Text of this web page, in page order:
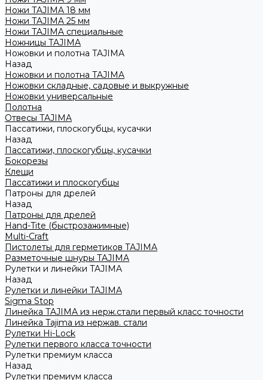
Ножи TAJIMA 18 мм
Ножи TAJIMA 25 мм
Ножи TAJIMA специальные
Ножницы TAJIMA
Ножовки и полотна TAJIMA
Назад
Ножовки и полотна TAJIMA
Ножовки складные, садовые и выкружные
Ножовки универсальные
Полотна
Отвесы TAJIMA
Пассатижи, плоскогубцы, кусачки
Назад
Пассатижи, плоскогубцы, кусачки
Бокорезы
Клещи
Пассатижи и плоскогубцы
Патроны для дрелей
Назад
Патроны для дрелей
Hand-Tite (быстрозажимные)
Multi-Craft
Пистолеты для герметиков TAJIMA
Разметочные шнуры TAJIMA
Рулетки и линейки TAJIMA
Назад
Рулетки и линейки TAJIMA
Sigma Stop
Линейка TAJIMA из нерж.стали первый класс точности
Линейка Tajima из нержав. стали
Рулетки Hi-Lock
Рулетки первого класса точности
Рулетки премиум класса
Назад
Рулетки премиум класса